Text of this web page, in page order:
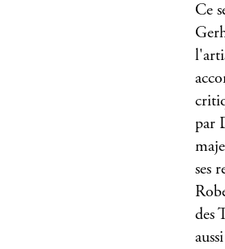
Ce
par
ses
des